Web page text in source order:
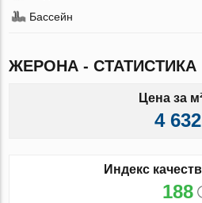
Бассейн
ЖЕРОНА - СТАТИСТИКА
Цена за
4 632
Индекс
188